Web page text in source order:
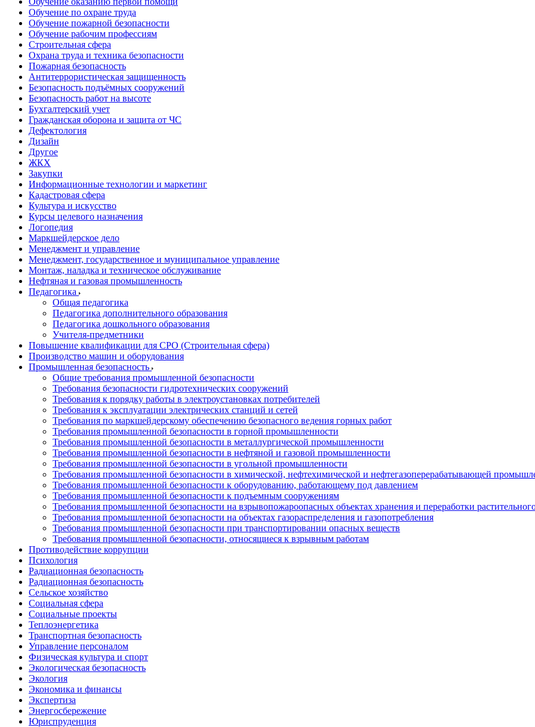
Обучение по охране труда
Обучение пожарной безопасности
Обучение рабочим профессиям
Строительная сфера
Охрана труда и техника безопасности
Пожарная безопасность
Антитеррористическая защищенность
Безопасность подъёмных сооружений
Безопасность работ на высоте
Бухгалтерский учет
Гражданская оборона и защита от ЧС
Дефектология
Дизайн
Другое
ЖКХ
Закупки
Информационные технологии и маркетинг
Кадастровая сфера
Культура и искусство
Курсы целевого назначения
Логопедия
Маркшейдерское дело
Менеджмент и управление
Менеджмент, государственное и муниципальное управление
Монтаж, наладка и техническое обслуживание
Нефтяная и газовая промышленность
Педагогика
Общая педагогика
Педагогика дополнительного образования
Педагогика дошкольного образования
Учителя-предметники
Повышение квалификации для СРО (Строительная сфера)
Производство машин и оборудования
Промышленная безопасность
Общие требования промышленной безопасности
Требования безопасности гидротехнических сооружений
Требования к порядку работы в электроустановках потребителей
Требования к эксплуатации электрических станций и сетей
Требования по маркшейдерскому обеспечению безопасного ведения горных работ
Требования промышленной безопасности в горной промышленности
Требования промышленной безопасности в металлургической промышленности
Требования промышленной безопасности в нефтяной и газовой промышленности
Требования промышленной безопасности в угольной промышленности
Требования промышленной безопасности в химической, нефтехимической и нефтегазоперерабатывающей
Требования промышленной безопасности к оборудованию, работающему под давлением
Требования промышленной безопасности к подъемным сооружениям
Требования промышленной безопасности на взрывопожароопасных объектах хранения и переработки
Требования промышленной безопасности на объектах газораспределения и газопотребления
Требования промышленной безопасности при транспортировании опасных веществ
Требования промышленной безопасности, относящиеся к взрывным работам
Противодействие коррупции
Психология
Радиационная безопасность
Радиационная безопасность
Сельское хозяйство
Социальная сфера
Социальные проекты
Теплоэнергетика
Транспортная безопасность
Управление персоналом
Физическая культура и спорт
Экологическая безопасность
Экология
Экономика и финансы
Экспертиза
Энергосбережение
Юриспруденция